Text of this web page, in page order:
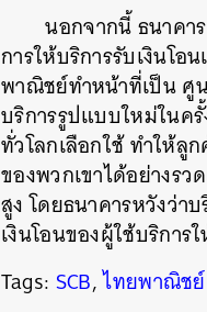
นอกจากนี้ ธนาคา
การให้บริการรับเงินโอ
พาณิชย์ทำหน้าที่เป็น ศู
บริการรูปแบบใหม่ในค
ทั่วโลกเลือกใช้ ทำให้ลู
ของพวกเขาได้อย่างร
สูง โดยธนาคารหวังว่า
เงินโอนของผู้ใช้บริการ
Tags: SCB,ไทยพาณิชย์